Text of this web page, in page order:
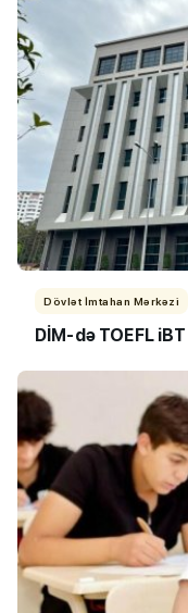
Dövlət İmtahan Mərkəzi
DİM-də TOEFL